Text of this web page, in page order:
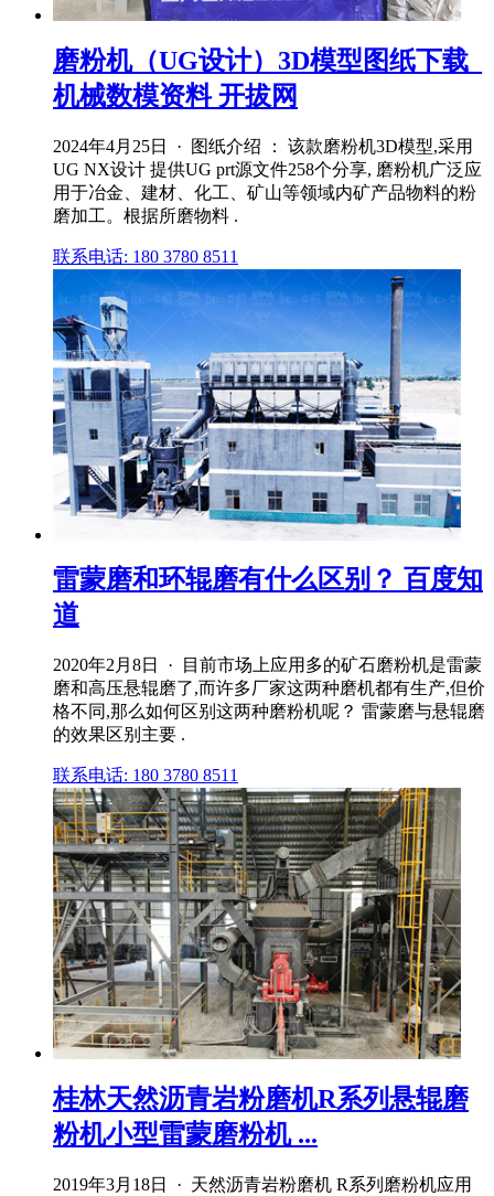
磨粉机（UG设计）3D模型图纸下载_
机械数模资料 开拔网
2024年4月25日 · 图纸介绍 ： 该款磨粉机3D模型,采用
UG NX设计 提供UG prt源文件258个分享, 磨粉机广泛应
用于冶金、建材、化工、矿山等领域内矿产品物料的粉
磨加工。根据所磨物料 .
联系电话: 180 3780 8511
雷蒙磨和环辊磨有什么区别？ 百度知
道
2020年2月8日 · 目前市场上应用多的矿石磨粉机是雷蒙
磨和高压悬辊磨了,而许多厂家这两种磨机都有生产,但价
格不同,那么如何区别这两种磨粉机呢？ 雷蒙磨与悬辊磨
的效果区别主要 .
联系电话: 180 3780 8511
桂林天然沥青岩粉磨机R系列悬辊磨
粉机小型雷蒙磨粉机 ...
2019年3月18日 · 天然沥青岩粉磨机 R系列磨粉机应用